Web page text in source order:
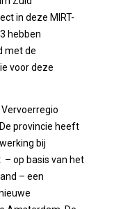
in deze MIRT-
hebben
met de
voor deze
provincie heeft
bij
op basis van het
– een